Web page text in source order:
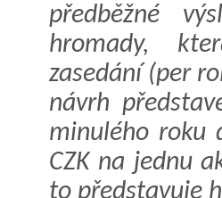
předběžné
hromady,
zasedání (per
návrh
minulého roku
CZK na jednu
to představuje